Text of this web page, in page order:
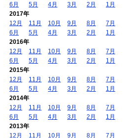
6月
5月 4月 3月 2月
1月
2017年
12月
11月 10月 9月 8月
7月
6月
5月 4月 3月 2月
1月
2016年
12月
11月 10月 9月 8月
7月
6月
5月 4月 3月 2月
1月
2015年
12月
11月 10月 9月 8月
7月
6月
5月 4月 3月 2月
1月
2014年
12月
11月 10月 9月 8月
7月
6月
5月 4月 3月 2月
1月
2013年
12月
11月 10月 9月 8月 7月